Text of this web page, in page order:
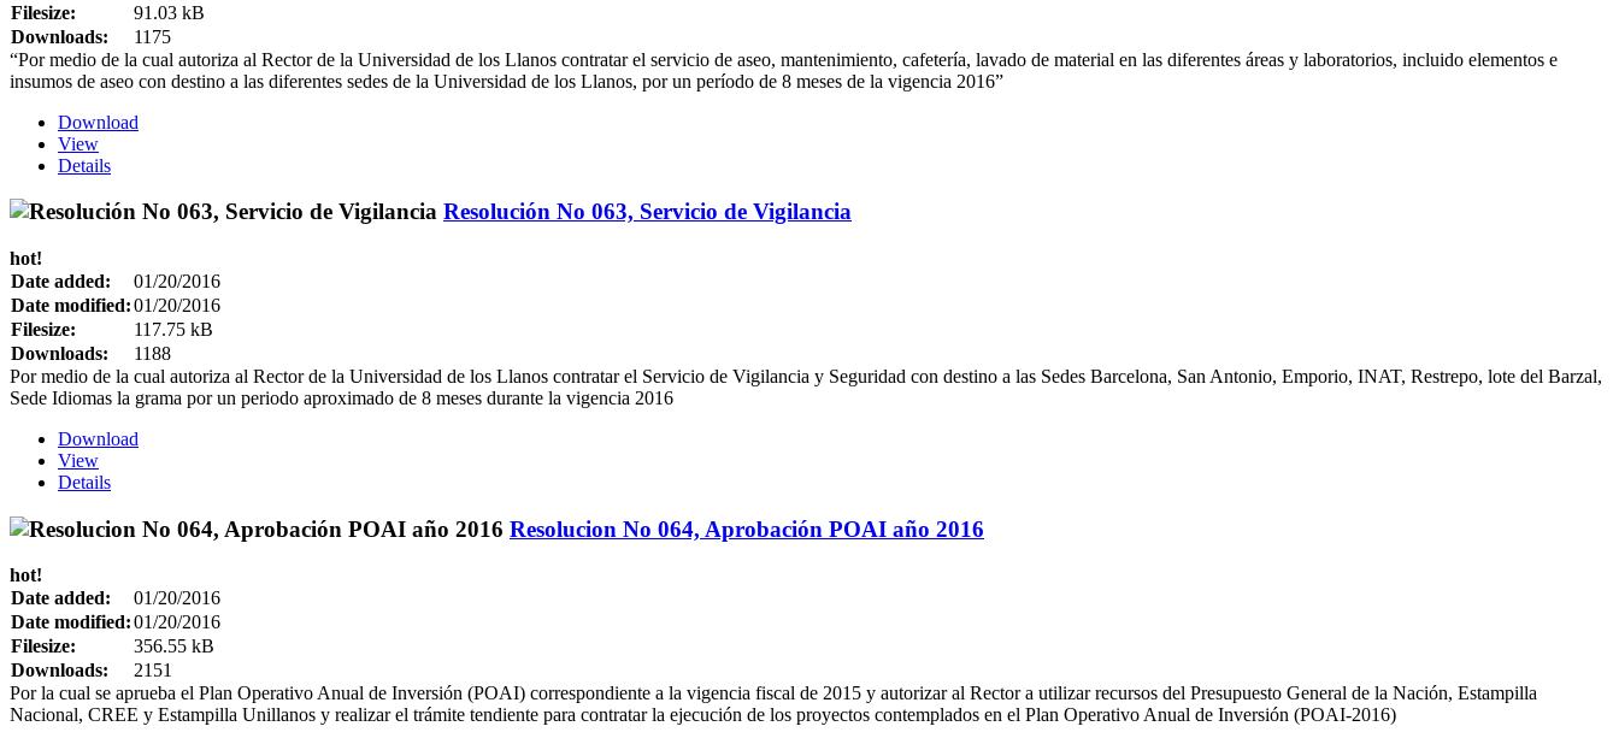
Filesize:
91.03 kB
Downloads:
1175
“Por medio de la cual autoriza al Rector de la Universidad de los Llanos contratar el servicio de aseo, mantenimiento, cafetería, lavado de material en las diferentes áreas y laboratorios, incluido elementos e
insumos de aseo con destino a las diferentes sedes de la Universidad de los Llanos, por un período de 8 meses de la vigencia 2016”
Download
View
Details
Resolución No 063, Servicio de Vigilancia
hot!
Date added:
01/20/2016
Date modified:01/20/2016
Filesize:
117.75 kB
Downloads:
1188
Por medio de la cual autoriza al Rector de la Universidad de los Llanos contratar el Servicio de Vigilancia y Seguridad con destino a las Sedes Barcelona, San Antonio, Emporio, INAT, Restrepo, lote del Barzal,
Sede Idiomas la grama por un periodo aproximado de 8 meses durante la vigencia 2016
Download
View
Details
Resolucion No 064, Aprobación POAI año 2016
hot!
Date added:
01/20/2016
Date modified:01/20/2016
Filesize:
356.55 kB
Downloads:
2151
Por la cual se aprueba el Plan Operativo Anual de Inversión (POAI) correspondiente a la vigencia fiscal de 2015 y autorizar al Rector a utilizar recursos del Presupuesto General de la Nación, Estampilla
Nacional, CREE y Estampilla Unillanos y realizar el trámite tendiente para contratar la ejecución de los proyectos contemplados en el Plan Operativo Anual de Inversión (POAI-2016)